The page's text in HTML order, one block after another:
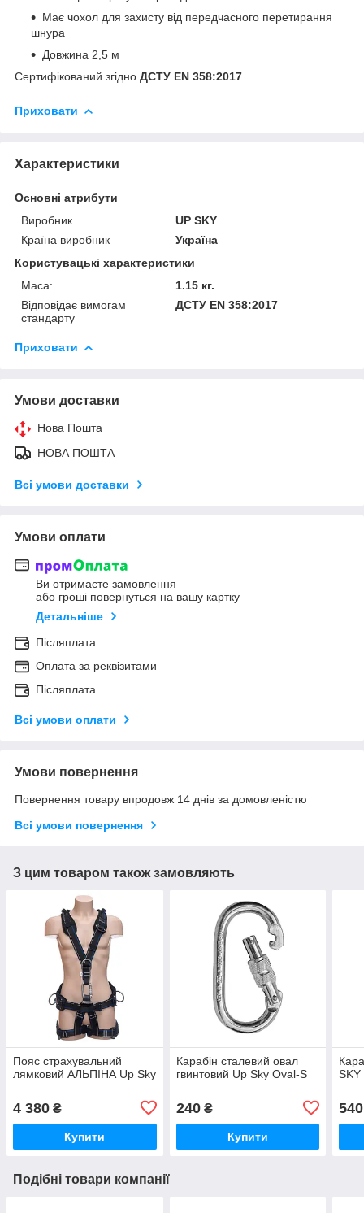
Має чохол для захисту від передчасного перетирання
шнура
Довжина 2,5 м
Сертифікований згідно ДСТУ EN 358:2017
Приховати
Характеристики
Основні атрибути
Виробник
UP SKY
Країна виробник
Україна
Користувацькi характеристики
Маса:
1.15 кг.
Відповідає вимогам
стандарту
ДСТУ EN 358:2017
Приховати
Умови доставки
Нова Пошта
НОВА ПОШТА
Всі умови доставки
Умови оплати
Ви отримаєте замовлення
або гроші повернуться на вашу картку
Детальніше
Післяплата
Оплата за реквізитами
Післяплата
Всі умови оплати
Умови повернення
Повернення товару впродовж 14 днів за домовленістю
Всі умови повернення
З цим товаром також замовляють
Пояс страхувальний
лямковий АЛЬПІНА Up Sky
4 380 ₴
Купити
Карабін сталевий овал
гвинтовий Up Sky Oval-S
240₴
Купити
SKY
540
Подібні товари компанії